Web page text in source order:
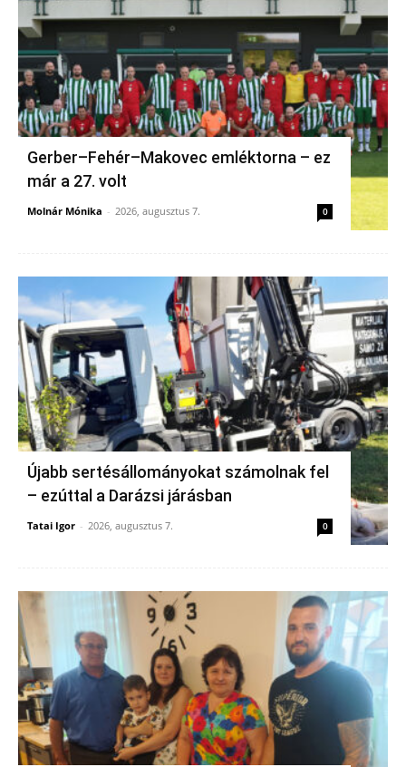
Gerber–Fehér–Makovec emléktorna – ez
már a 27. volt
Molnár Mónika - 2026, augusztus 7. 0
Újabb sertésállományokat számolnak fel
– ezúttal a Darázsi járásban
Tatai Igor - 2026, augusztus 7. 0